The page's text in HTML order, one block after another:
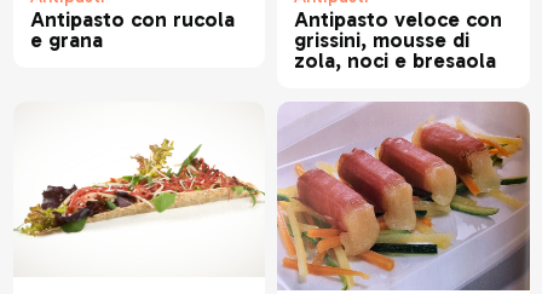
Antipasto con rucola
e grana
Antipasto veloce con
grissini, mousse di
zola, noci e bresaola